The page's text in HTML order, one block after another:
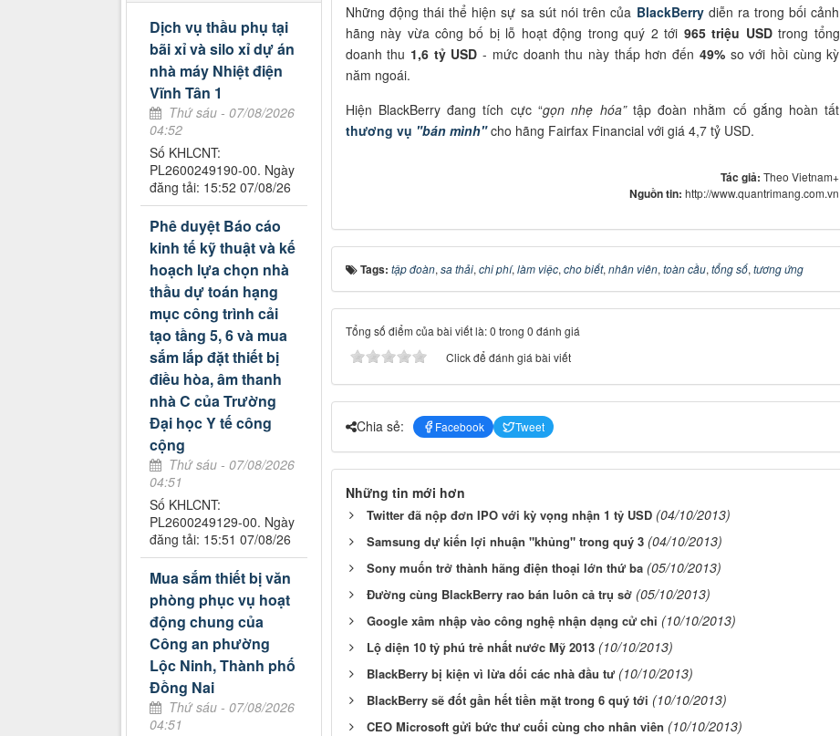
Những động thái thể hiện sự sa sút nói trên của BlackBerrydiễn ra trong bối cảnh
hãng này vừa công bố bị lỗ hoạt động trong quý 2 tới 965 triệu USDtrong tổng
doanh thu 1,6 tỷ USD - mức doanh thu này thấp hơn đến 49%so với hồi cùng kỳ
năm ngoái.
Hiện BlackBerry đang tích cực “gọn nhẹ hóa”tập đoàn nhằm cố gắng hoàn tất
thương vụ "bán mình"cho hãng Fairfax Financial với giá 4,7 tỷ USD.
Tác giả:Theo Vietnam+
Nguồn tin:http://www.quantrimang.com.vn
Tags: tập đoàn, sa thải, chi phí, làm việc, cho biết, nhân viên, toàn cầu, tổng số, tương ứng
Tổng số điểm của bài viết là: 0 trong 0 đánh giá
Click để đánh giá bài viết
Chia sẻ: Facebook Tweet
Những tin mới hơn
Twitter đã nộp đơn IPO với kỳ vọng nhận 1 tỷ USD (04/10/2013)
Samsung dự kiến lợi nhuận "khủng" trong quý 3 (04/10/2013)
Sony muốn trở thành hãng điện thoại lớn thứ ba (05/10/2013)
Đường cùng BlackBerry rao bán luôn cả trụ sở (05/10/2013)
Google xâm nhập vào công nghệ nhận dạng cử chỉ (10/10/2013)
Lộ diện 10 tỷ phú trẻ nhất nước Mỹ 2013 (10/10/2013)
BlackBerry bị kiện vì lừa dối các nhà đầu tư (10/10/2013)
BlackBerry sẽ đốt gần hết tiền mặt trong 6 quý tới (10/10/2013)
CEO Microsoft gửi bức thư cuối cùng cho nhân viên (10/10/2013)
Dịch vụ thầu phụ tại
bãi xỉ và silo xỉ dự án
nhà máy Nhiệt điện
Vĩnh Tân 1
Thứ sáu - 07/08/2026
04:52
Số KHLCNT:
PL2600249190-00. Ngày
đăng tải: 15:52 07/08/26
Phê duyệt Báo cáo
kinh tế kỹ thuật và kế
hoạch lựa chọn nhà
thầu dự toán hạng
mục công trình cải
tạo tầng 5, 6 và mua
sắm lắp đặt thiết bị
điều hòa, âm thanh
nhà C của Trường
Đại học Y tế công
cộng
Thứ sáu - 07/08/2026
04:51
Số KHLCNT:
PL2600249129-00. Ngày
đăng tải: 15:51 07/08/26
Mua sắm thiết bị văn
phòng phục vụ hoạt
động chung của
Công an phường
Lộc Ninh, Thành phố
Đồng Nai
Thứ sáu - 07/08/2026
04:51